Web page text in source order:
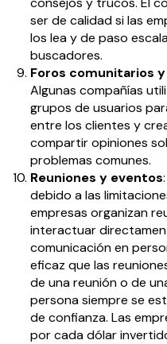
ser de calidad si las
los lea y de paso
buscadores.
Foros comunitarios
Algunas compañías
grupos de usuarios
entre los clientes y
compartir opiniones
problemas comunes.
Reuniones y eventos
debido a las
empresas organizan
interactuar
comunicación en
eficaz que las
de una reunión o de
persona siempre se
de confianza. Las
por cada dólar